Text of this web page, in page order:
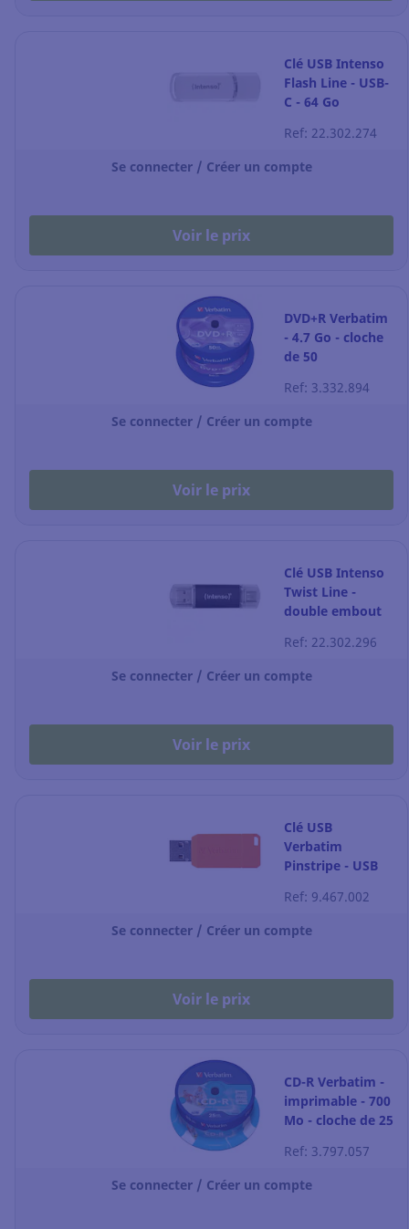
Clé USB Intenso
Flash Line - USB-
C - 64 Go
Ref: 22.302.274
Se connecter / Créer un compte
Voir le prix
DVD+R Verbatim
- 4.7 Go - cloche
de 50
Ref: 3.332.894
Se connecter / Créer un compte
Voir le prix
Clé USB Intenso
Twist Line -
double embout
32 Go
Ref: 22.302.296
Se connecter / Créer un compte
Voir le prix
Clé USB
Verbatim
Pinstripe - USB
orange
Ref: 9.467.002
Se connecter / Créer un compte
Voir le prix
CD-R Verbatim -
imprimable - 700
Mo - cloche de 25
Ref: 3.797.057
Se connecter / Créer un compte